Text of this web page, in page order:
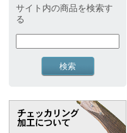
サイト内の商品を検索す
る